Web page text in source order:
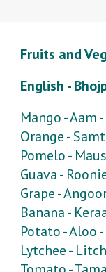
Fruits and
English -
Mango - Aam
Orange -
Pomelo -
Guava -
Grape -
Banana -
Potato - Aloo
Lytchee -